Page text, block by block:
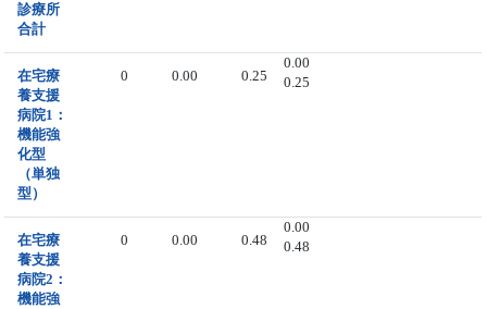
診療所
合計
在宅療
養支援
病院1：
機能強
化型
（単独
型）
0 0.00 0.25
0.00
0.25
在宅療
養支援
病院2：
機能強
0 0.00 0.48
0.00
0.48